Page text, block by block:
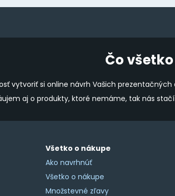
Čo
vytvoriť si online návrh Vašich
aj o produkty, ktoré nemáme, tak nás
Všetko o nákupe
Ako navrhnúť
Všetko o nákupe
Množstevné zľavy